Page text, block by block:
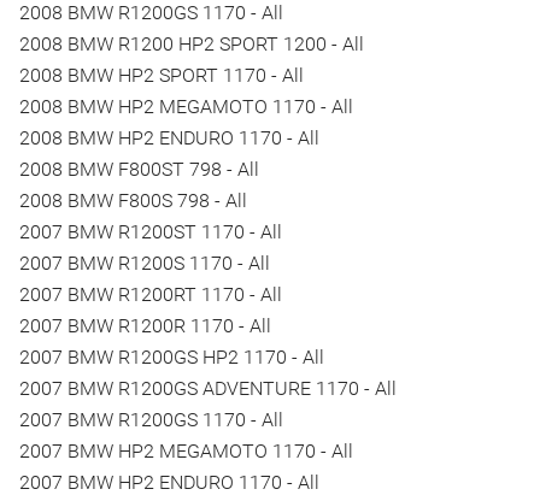
2008 BMW R1200GS 1170 - All
2008 BMW R1200 HP2 SPORT 1200 - All
2008 BMW HP2 SPORT 1170 - All
2008 BMW HP2 MEGAMOTO 1170 - All
2008 BMW HP2 ENDURO 1170 - All
2008 BMW F800ST 798 - All
2008 BMW F800S 798 - All
2007 BMW R1200ST 1170 - All
2007 BMW R1200S 1170 - All
2007 BMW R1200RT 1170 - All
2007 BMW R1200R 1170 - All
2007 BMW R1200GS HP2 1170 - All
2007 BMW R1200GS ADVENTURE 1170 - All
2007 BMW R1200GS 1170 - All
2007 BMW HP2 MEGAMOTO 1170 - All
2007 BMW HP2 ENDURO 1170 - All